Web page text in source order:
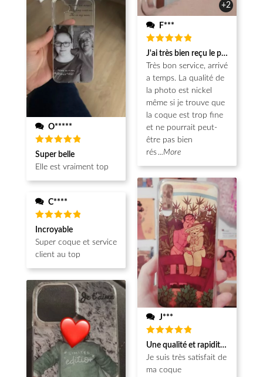
O*****
Note 5
sur 5
Super belle
Elle est vraiment top
C****
Note5
sur 5
Incroyable
Super coque et service
client au top
+2
F***
Note5
sur 5
J'ai très bien reçu le produit.
Très bon service, arrivé
a temps. La qualité de
la photo est nickel
même si je trouve que
la coque est trop fine
et ne pourrait peut-
être pas bien
rés ...More
J***
Note5
sur 5
Une qualité et rapidité au top!
Je suis très satisfait de
ma coque